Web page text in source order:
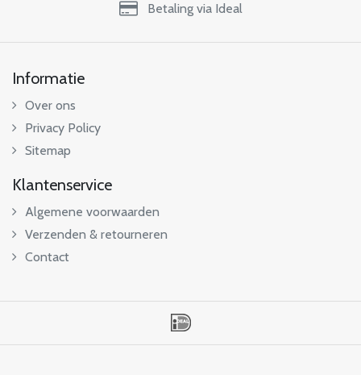
Betaling via Ideal
Informatie
Over ons
Privacy Policy
Sitemap
Klantenservice
Algemene voorwaarden
Verzenden & retourneren
Contact